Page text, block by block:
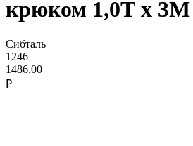
крюком 1,0Т x 3М
Сибталь
1246
1486,00
₽